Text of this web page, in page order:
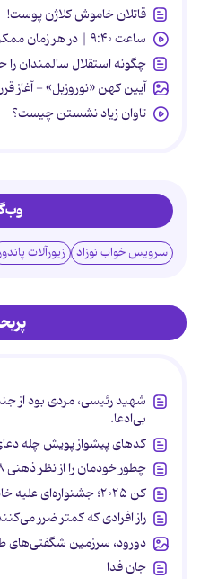
قاتلان خاموش کلاژن پوست!
ساعت ۹:۴۰ | در هر زمان ممکن باید انتقامشان را پس بدهند
چگونه استقلال سالمندان
آیین کهن «نوروزبل» - آغاز قرن ۱۷
تاوان زیاد نشستن چیست؟
سرویس خواب نوزاد زیورآلات
شهید رئیسی، مردی بود از
بی‌ادعا.
کدهای پیشواز پویش چله
چطور خودمان را از نظر ذهنی ۳۸ برابر قوی‌تر کنیم؟
کن ۲۰۲۵؛ جشنواره‌ای علیه خانواده
راز افرادی که کمتر ضرر
دورود، سرزمین شگفتی‌های
جان فدا